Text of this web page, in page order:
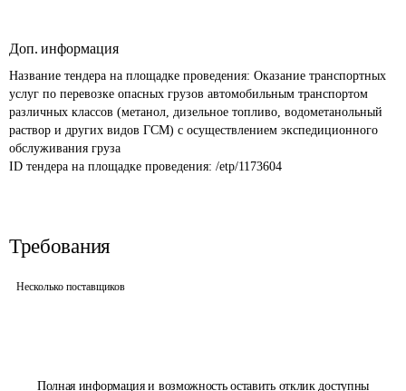
Полная информация и возможность оставить отклик доступны
Доп. информация
Название тендера на площадке проведения: Оказание транспортных
услуг по перевозке опасных грузов автомобильным транспортом
различных классов (метанол, дизельное топливо, водометанольный
раствор и других видов ГСМ) с осуществлением экспедиционного
обслуживания груза
ID тендера на площадке проведения: /etp/1173604
Требования
Несколько поставщиков